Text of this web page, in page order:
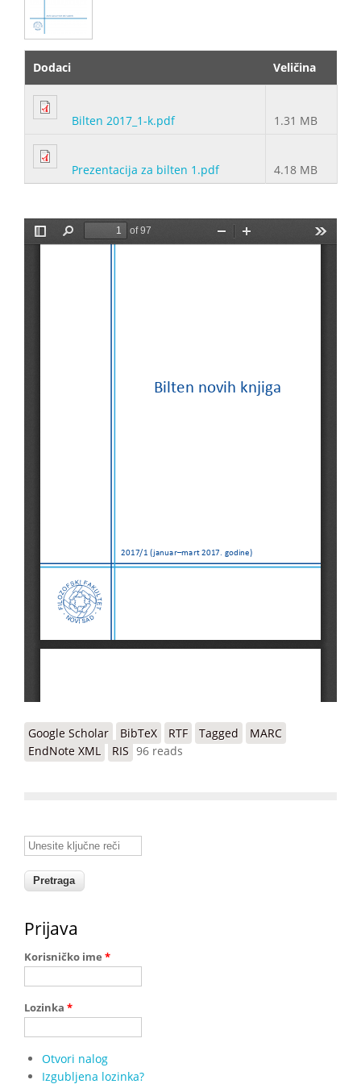
Dodaci Veličina
Bilten 2017_1-k.pdf 1.31 MB
Prezentacija za bilten 1.pdf 4.18 MB
Google Scholar BibTeX RTF Tagged
MARC
EndNote XML
RIS 96 reads
Unesite ključne reči
Prijava
Korisničko ime *
Lozinka *
Otvori nalog
Izgubljena lozinka?